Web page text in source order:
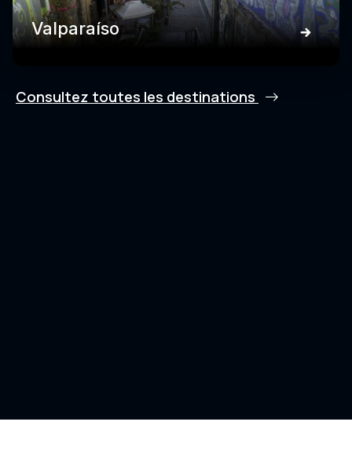
Valparaíso
Consultez toutes les destinations